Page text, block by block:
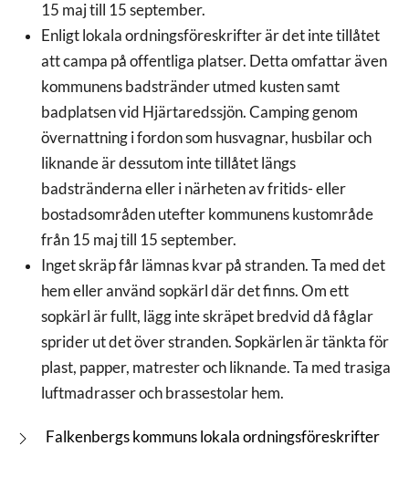
15 maj till 15 september.
Enligt lokala ordningsföreskrifter är det inte tillåtet
att campa på offentliga platser. Detta omfattar även
kommunens badstränder utmed kusten samt
badplatsen vid Hjärtaredssjön. Camping genom
övernattning i fordon som husvagnar, husbilar och
liknande är dessutom inte tillåtet längs
badstränderna eller i närheten av fritids- eller
bostadsområden utefter kommunens kustområde
från 15 maj till 15 september.
Inget skräp får lämnas kvar på stranden. Ta med det
hem eller använd sopkärl där det finns. Om ett
sopkärl är fullt, lägg inte skräpet bredvid då fåglar
sprider ut det över stranden. Sopkärlen är tänkta för
plast, papper, matrester och liknande. Ta med trasiga
luftmadrasser och brassestolar hem.
Falkenbergs kommuns lokala ordningsföreskrifter